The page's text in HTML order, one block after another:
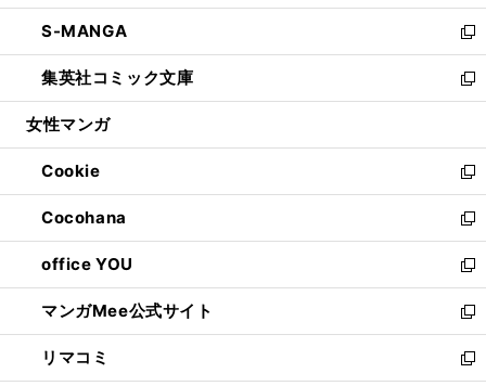
開
く
ウ
で
開
く
ン
ド
ウ
で
開
ウ
ィ
ン
ド
ウ
開
く
し
い
ウ
ィ
ン
ウ
で
開
く
S-MANGA
新
し
い
ウ
ン
ド
ウ
で
開
く
集英社コミック文庫
新
し
ウ
ィ
ン
ド
ウ
で
開
く
女性マンガ
Cookie
新
し
い
ウ
ィ
ン
ド
ウ
で
開
Cocohana
新
し
い
ウ
ィ
ン
ド
ウ
office YOU
新
し
い
ウ
ィ
マンガMee公式サイト
新
し
い
リマコミ
新